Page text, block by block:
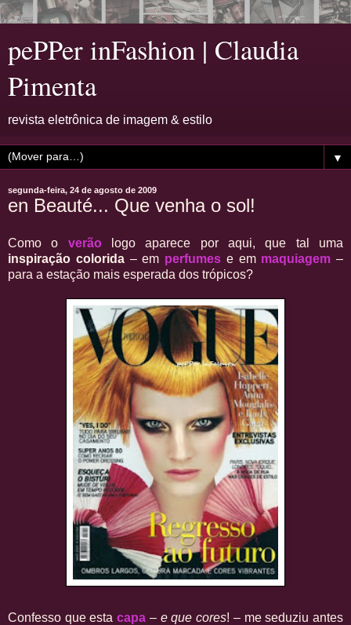
pePPer inFashion | Claudia
Pimenta
revista eletrônica de imagem & estilo
▼
segunda-feira, 24 de agosto de 2009
en Beauté... Que venha o sol!
Como o verão logo aparece por aqui, que tal uma
inspiração colorida– em perfumes e em maquiagem –
para a estação mais esperada dos trópicos?
Confesso que estacapa – e que cores! – me seduziu antes